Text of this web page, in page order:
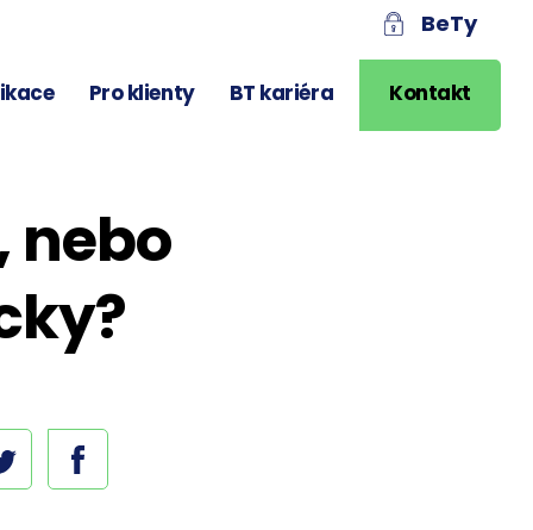
Pro klienty BT kariéra Kontakt
BeTy
nebo